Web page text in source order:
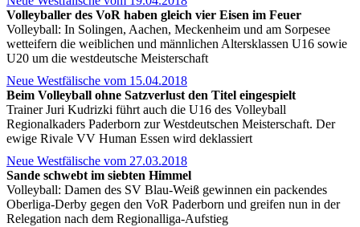
Volleyballer des VoR haben gleich vier Eisen im Feuer
Volleyball: In Solingen, Aachen, Meckenheim und am Sorpesee
wetteifern die weiblichen und männlichen Altersklassen U16 sowie
U20 um die westdeutsche Meisterschaft
Neue Westfälische vom 15.04.2018
Beim Volleyball ohne Satzverlust den Titel eingespielt
Trainer Juri Kudrizki führt auch die U16 des Volleyball
Regionalkaders Paderborn zur Westdeutschen Meisterschaft. Der
ewige Rivale VV Human Essen wird deklassiert
Neue Westfälische vom 27.03.2018
Sande schwebt im siebten Himmel
Volleyball: Damen des SV Blau-Weiß gewinnen ein packendes
Oberliga-Derby gegen den VoR Paderborn und greifen nun in der
Relegation nach dem Regionalliga-Aufstieg